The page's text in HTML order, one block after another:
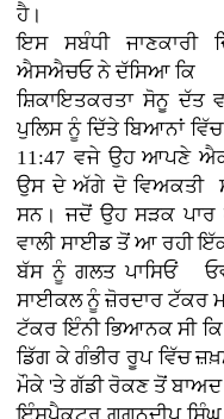
ਹੈ।
ਇਸ ਸਬੰਧੀ ਜਾਣਕਾਰੀ
ਐਸਐਚਓ ਨੇ ਦੱਸਿਆ ਕਿ
ਸ਼ਿਕਾਇਤਕਰਤਾ ਸੋਨੂ ਦੱਤ
ਪੁਲਿਸ ਨੂੰ ਦਿੱਤੇ ਬਿਆਨਾਂ
11:47 ਵਜੇ ਉਹ ਆਪਣੇ
ਉਸ ਦੇ ਅੱਗੇ ਦੋ ਵਿਅਕਤੀ
ਸਨ। ਜਦੋਂ ਉਹ ਸੜਕ
ਵਾਲੀ ਸਾਈਡ ਤੋਂ ਆ ਰਹੀ
ਬੱਸ ਨੂੰ ਗਲਤ ਪਾਸਿਓਂ
ਸਾਈਕਲ ਨੂੰ ਜ਼ੋਰਦਾਰ ਟੱਕਰ
ਟੱਕਰ ਇੰਨੀ ਭਿਆਨਕ ਸੀ
ਡਿੱਗ ਕੇ ਗੰਭੀਰ ਰੂਪ ਵਿੱਚ
ਮੌਕੇ 'ਤੇ ਗੱਡੀ ਰੋਕਣ ਤੋਂ